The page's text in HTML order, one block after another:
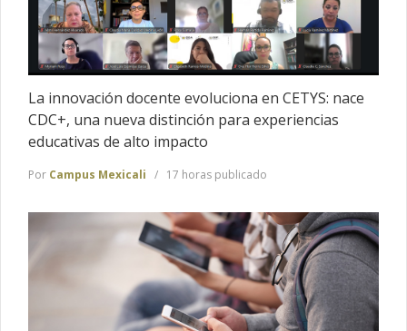
La innovación docente evoluciona en CETYS: nace
CDC+, una nueva distinción para experiencias
educativas de alto impacto
Por Campus Mexicali 17 horas publicado